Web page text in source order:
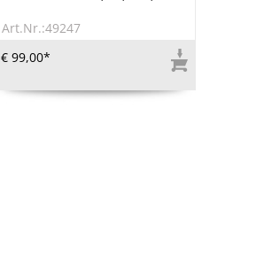
Art.Nr.:49247
€ 99,00*